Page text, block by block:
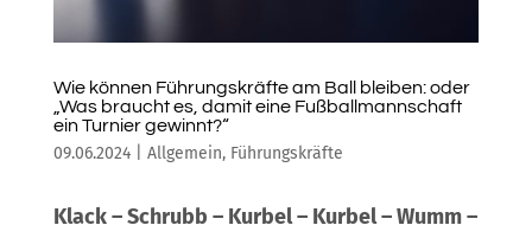
Wie können Führungskräfte am Ball bleiben: oder
„Was braucht es, damit eine Fußballmannschaft
ein Turnier gewinnt?“
09.06.2024| Allgemein, Führungskräfte
Klack – Schrubb – Kurbel – Kurbel – Wumm –